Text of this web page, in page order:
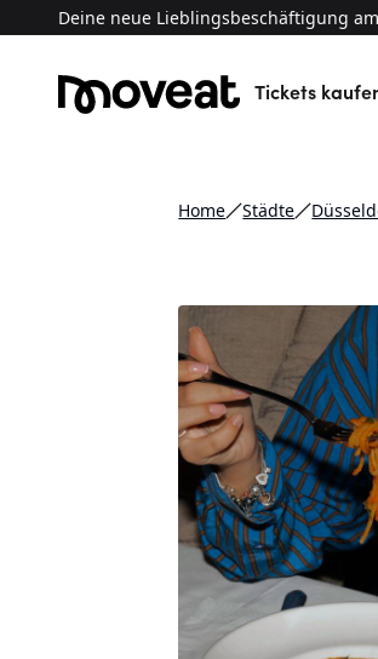
Deine neue Lieblingsbeschäftigung
Tickets
Home Städte